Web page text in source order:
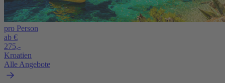
pro Person
ab €
275,-
Kroatien
Alle Angebote